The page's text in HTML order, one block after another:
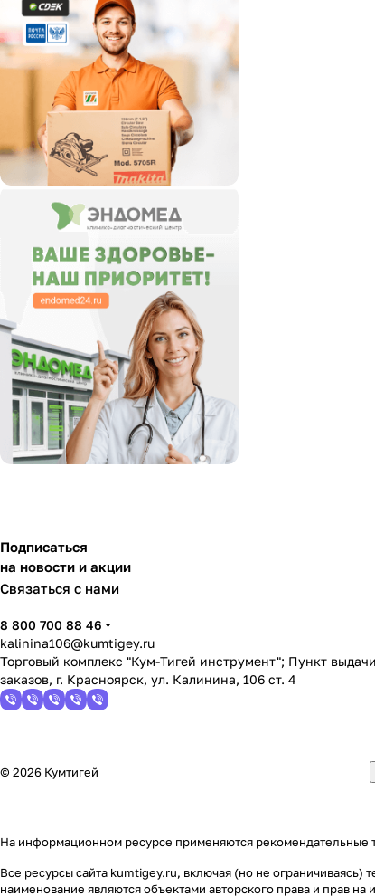
Подписаться
на новости и акции
Связаться с нами
8 800 700 88 46
kalinina106@kumtigey.ru
Торговый комплекс "Кум-Тигей инструмент"; Пункт
заказов, г. Красноярск, ул. Калинина, 106 ст. 4
© 2026 Кумтигей
На информационном ресурсе применяются рекомендательные
Все ресурсы сайта kumtigey.ru, включая (но не
наименование являются объектами авторского права и прав